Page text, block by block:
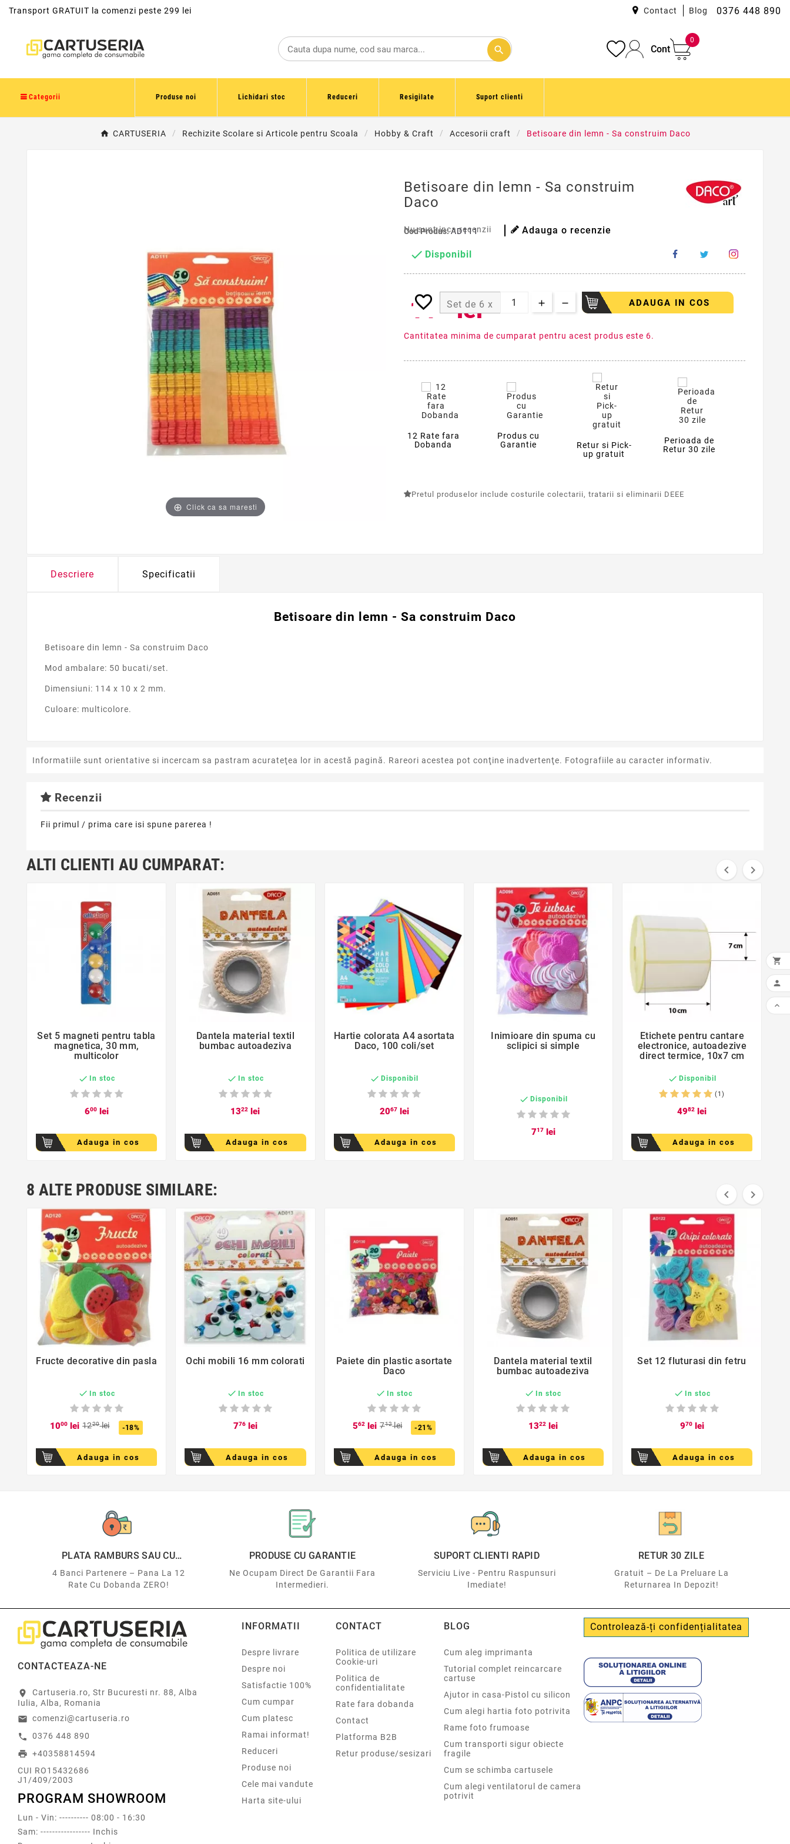
0376 448 890
Transport GRATUIT la comenzi peste 299 lei Contact Blog
search Cont
0
Categorii Produse noi Lichidari stoc Reduceri Resigilate Suport clienti
CARTUSERIA Rechizite Scolare si Articole pentru Scoala Hobby & Craft Accesorii craft Betisoare din lemn - Sa construim Daco
Click ca sa maresti
Betisoare din lemn - Sa construim
Daco
Cod Produs:AD111
Nu sunt inca recenzii Adauga o recenzie
 Disponibil
11 35lei
favorite_border Set de 6 x ADAUGA IN COS
Cantitatea minima de cumparat pentru acest produs este 6.
12 Rate fara
Dobanda
Produs cu
Garantie
Retur si Pick-
up gratuit
Perioada de
Retur 30 zile
Pretul produselor include costurile colectarii, tratarii si eliminarii DEEE
Descriere Specificatii
Betisoare din lemn - Sa construim Daco
Betisoare din lemn - Sa construim Daco
Mod ambalare: 50 bucati/set.
Dimensiuni: 114 x 10 x 2 mm.
Culoare: multicolore.
Informatiile sunt orientative si incercam sa pastram acurateţea lor in acestă pagină. Rareori acestea pot conţine inadvertenţe. Fotografiile au caracter informativ.
Recenzii
Fii primul / prima care isi spune parerea !
ALTI CLIENTI AU CUMPARAT:  

favorite_border
Set 5 magneti pentru tabla
magnetica, 30 mm,
multicolor
 In stoc
600lei
Adauga in cos

favorite_border
Dantela material textil
bumbac autoadeziva
 In stoc
1322 lei
Adauga in cos

Hartie colorata A4 asortata
Daco, 100 coli/set
 Disponibil
2067lei
Adauga in cos

favorite_border
Inimioare din spuma cu
sclipici si simple
 Disponibil
717lei

favorite_border
Etichete pentru cantare
electronice, autoadezive
direct termice, 10x7 cm
 Disponibil
(1)
4982 lei
Adauga in cos
8 ALTE PRODUSE SIMILARE:  
favorite_border
Fructe decorative din pasla
 In stoc
1000 lei 1220lei -18%
Adauga in cos
favorite_border
Ochi mobili 16 mm colorati
 In stoc
776lei
Adauga in cos

Paiete din plastic asortate
Daco
 In stoc
562 lei 712lei -21%
Adauga in cos

favorite_border
Dantela material textil
bumbac autoadeziva
 In stoc
1322lei
Adauga in cos
favorite_border
Set 12 fluturasi din fetru
 In stoc
970lei
Adauga in cos
PLATA RAMBURS SAU CU
4 Banci Partenere – Pana La 12
Rate Cu Dobanda ZERO!
PRODUSE CU GARANTIE
Ne Ocupam Direct De Garantii Fara
Intermedieri.
SUPORT CLIENTI RAPID
Serviciu Live - Pentru Raspunsuri
Imediate!
RETUR 30 ZILE
Gratuit – De La Preluare La
Returnarea In Depozit!
CONTACTEAZA-NE
location_on
Cartuseria.ro, Str Bucuresti nr. 88, Alba
Iulia, Alba, Romania
email comenzi@cartuseria.ro
call 0376 448 890
print +40358814594
CUI RO15432686
J1/409/2003
PROGRAM SHOWROOM
Lun - Vin: ---------- 08:00 - 16:30
Sam: ----------------- Inchis
INFORMATII
Despre livrare
Despre noi
Satisfactie 100%
Cum cumpar
Cum platesc
Ramai informat!
Reduceri
Produse noi
Cele mai vandute
Harta site-ului
CONTACT
Politica de utilizare
Cookie-uri
Politica de
confidentialitate
Rate fara dobanda
Contact
Platforma B2B
Retur produse/sesizari
BLOG
Cum aleg imprimanta
Tutorial complet reincarcare
cartuse
Ajutor in casa-Pistol cu silicon
Cum alegi hartia foto potrivita
Rame foto frumoase
Cum transporti sigur obiecte
fragile
Cum se schimba cartusele
Cum alegi ventilatorul de camera
potrivit
Controlează-ți confidențialitatea


